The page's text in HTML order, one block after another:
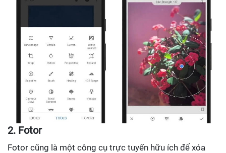
2. Fotor
Fotor cũng là một công cụ trực tuyến hữu ích để xóa